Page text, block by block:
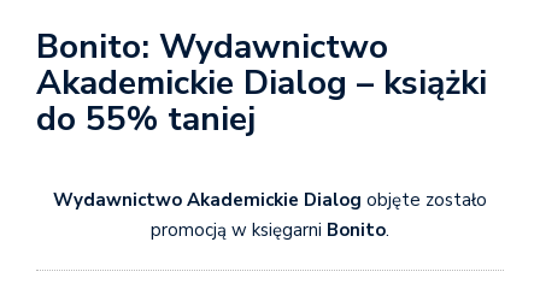
Bonito: Wydawnictwo
Akademickie Dialog – książki
do 55% taniej
Wydawnictwo Akademickie Dialog objęte zostało
promocją w księgarni Bonito.